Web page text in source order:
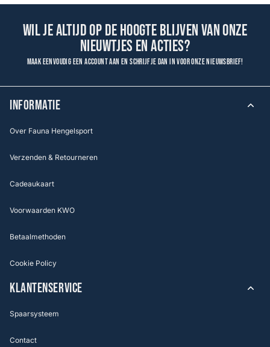
Wil je altijd op de hoogte blijven van onze
nieuwtjes en acties?
Maak eenvoudig een account aan en schrijf je dan in voor onze nieuwsbrief!
INFORMATIE
Over Fauna Hengelsport
Verzenden & Retourneren
Cadeaukaart
Voorwaarden KWO
Betaalmethoden
Cookie Policy
KLANTENSERVICE
Spaarsysteem
Contact